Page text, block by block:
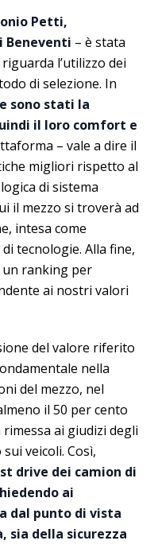
Petti,
Beneventi – è stata
l’utilizzo dei
di selezione. In
sono stati la
il loro comfort e
– vale a dire il
migliori rispetto al
di sistema
il mezzo si troverà ad
intesa come
tecnologie. Alla fine,
ranking per
ai nostri valori
del valore riferito
nella
del mezzo, nel
il 50 per cento
ai giudizi degli
veicoli. Così,
drive dei camion di
ai
dal punto di vista
sia della sicurezza